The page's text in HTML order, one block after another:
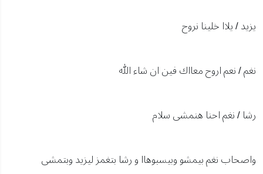
يزيد / يلاا خلينا نروح
نغم / نعم اروح معااك فين ان شاء الله
رشا / نغم احنا هنمشى سلام
واصحاب نغم بيمشو وبيسبوهاا و رشا بتغمز ليزيد وبتمشى